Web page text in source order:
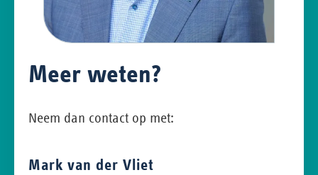
Meer weten?
Neem dan contact op met:
Mark van der Vliet